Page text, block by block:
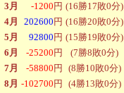
3月
-1200 円 (16勝17敗0分)
4月
202600 円 (16勝20敗0分)
5月
92800 円 (15勝19敗0分)
6月
-25200 円
(7勝8敗0分)
7月
-58800 円
(8勝10敗0分)
8月 -102700 円
(4勝13敗0分)